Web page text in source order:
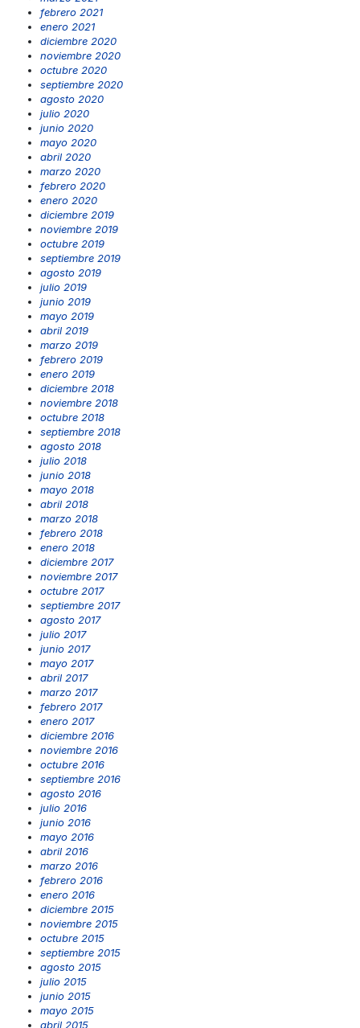
febrero 2021
enero 2021
diciembre 2020
noviembre 2020
octubre 2020
septiembre 2020
agosto 2020
julio 2020
junio 2020
mayo 2020
abril 2020
marzo 2020
febrero 2020
enero 2020
diciembre 2019
noviembre 2019
octubre 2019
septiembre 2019
agosto 2019
julio 2019
junio 2019
mayo 2019
abril 2019
marzo 2019
febrero 2019
enero 2019
diciembre 2018
noviembre 2018
octubre 2018
septiembre 2018
agosto 2018
julio 2018
junio 2018
mayo 2018
abril 2018
marzo 2018
febrero 2018
enero 2018
diciembre 2017
noviembre 2017
octubre 2017
septiembre 2017
agosto 2017
julio 2017
junio 2017
mayo 2017
abril 2017
marzo 2017
febrero 2017
enero 2017
diciembre 2016
noviembre 2016
octubre 2016
septiembre 2016
agosto 2016
julio 2016
junio 2016
mayo 2016
abril 2016
marzo 2016
febrero 2016
enero 2016
diciembre 2015
noviembre 2015
octubre 2015
septiembre 2015
agosto 2015
julio 2015
junio 2015
mayo 2015
abril 2015